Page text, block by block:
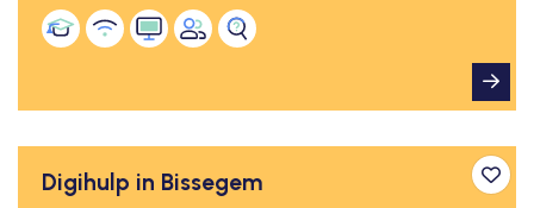
Digihulp in Bissegem